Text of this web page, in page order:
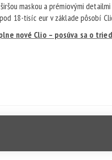
maskou a prémiovými
18-tisíc eur v základe pôsobí
nové Clio – posúva sa o